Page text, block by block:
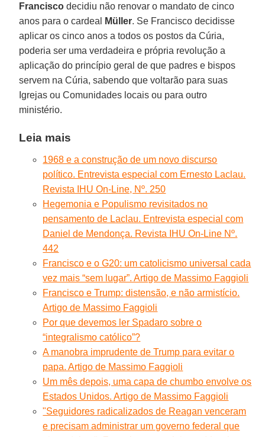
Francisco decidiu não renovar o mandato de cinco
anos para o cardeal
Müller. Se Francisco decidisse
aplicar os cinco anos a todos os postos da Cúria,
poderia ser uma verdadeira e própria revolução a
aplicação do princípio geral de que padres e bispos
servem na Cúria, sabendo que voltarão para suas
Igrejas ou Comunidades locais ou para outro
ministério.
Leia mais
1968 e a construção de um novo discurso
político. Entrevista especial com Ernesto Laclau.
Revista IHU On-Line, Nº. 250
Hegemonia e Populismo revisitados no
pensamento de Laclau. Entrevista especial com
Daniel de Mendonça. Revista IHU On-Line Nº.
442
Francisco e o G20: um catolicismo universal cada
vez mais “sem lugar”. Artigo de Massimo Faggioli
Francisco e Trump: distensão, e não armistício.
Artigo de Massimo Faggioli
Por que devemos ler Spadaro sobre o
“integralismo católico”?
A manobra imprudente de Trump para evitar o
papa. Artigo de Massimo Faggioli
Um mês depois, uma capa de chumbo envolve os
Estados Unidos. Artigo de Massimo Faggioli
"Seguidores radicalizados de Reagan venceram
e precisam administrar um governo federal que